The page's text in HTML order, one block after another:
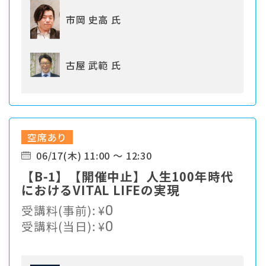
市岡 史高 氏
古屋 武範 氏
空席あり
06/17(木) 11:00 ～ 12:30
【B-1】【開催中止】人生100年時代
におけるVITAL LIFEの実現
受講料(事前):¥0
受講料(当日):¥0